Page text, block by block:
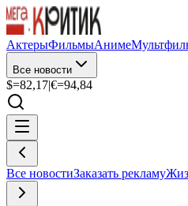
АктерыФильмыАниме
Все новости
$=82,17|€=94,84
Все новостиЗаказать рекламу